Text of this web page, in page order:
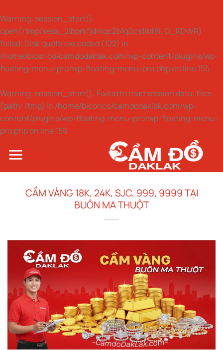
Warning: session_start():
open(/tmp/sess_2ibprkfjdrkqc2b1q0cs1ibt8l, O_RDWR)
failed: Disk quota exceeded (122) in
/home/bicorico/camdodaklak.com/wp-content/plugins/wp-
floating-menu-pro/wp-floating-menu-pro.phpon line155
Warning: session_start(): Failed to read session data: files
(path: /tmp) in /home/bicorico/camdodaklak.com/wp-
content/plugins/wp-floating-menu-pro/wp-floating-menu-
pro.phpon line155
qua
CẦM VÀNG 18K, 24K, SJC, 999, 9999 TẠI
BUÔN MA THUỘT